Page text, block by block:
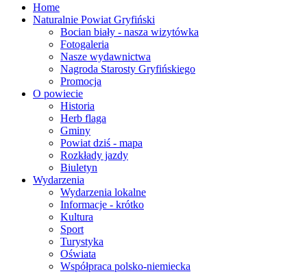
Home
Naturalnie Powiat Gryfiński
Bocian biały - nasza wizytówka
Fotogaleria
Nasze wydawnictwa
Nagroda Starosty Gryfińskiego
Promocja
O powiecie
Historia
Herb flaga
Gminy
Powiat dziś - mapa
Rozkłady jazdy
Biuletyn
Wydarzenia
Wydarzenia lokalne
Informacje - krótko
Kultura
Sport
Turystyka
Oświata
Współpraca polsko-niemiecka